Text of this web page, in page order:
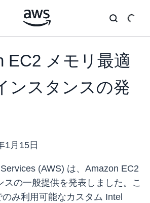
EC2 メモリ最適
ンスタンスの発
1月15日
(AWS) は、Amazon EC2
スの一般提供を発表しました。こ
み利用可能なカスタム Intel